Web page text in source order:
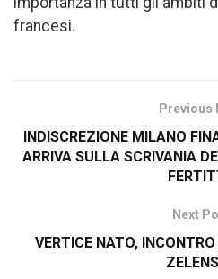
francesi.
Previous
INDISCREZIONE MILANO
ARRIVA SULLA SCRIVANIA
Next
VERTICE NATO,